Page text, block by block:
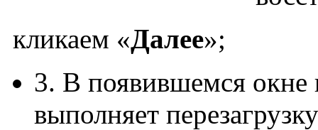
кликаем «Далее»;
3. В появившемся
выполняет